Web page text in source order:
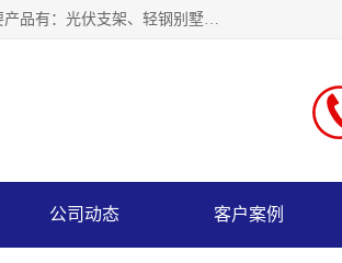
神龙拜耳科技衡水股份有限公司河北一家生产光伏支架，轻钢别墅，阳光板、耐力板的公司，主要产品有：光伏支架、轻钢别墅、阳光板、耐力板、采光板等，公司参与制定了多项标准。
公司动态 客户案例